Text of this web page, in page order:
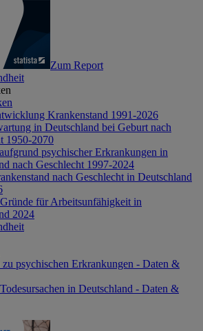
Zum Report
Krankenstand 1991-2026
in Deutschland bei Geburt nach
1950-2070
psychischer Erkrankungen in
nach Geschlecht 1997-2024
nach Geschlecht in Deutschland
für Arbeitsunfähigkeit in
2024
zu psychischen Erkrankungen - Daten &
in Deutschland - Daten &